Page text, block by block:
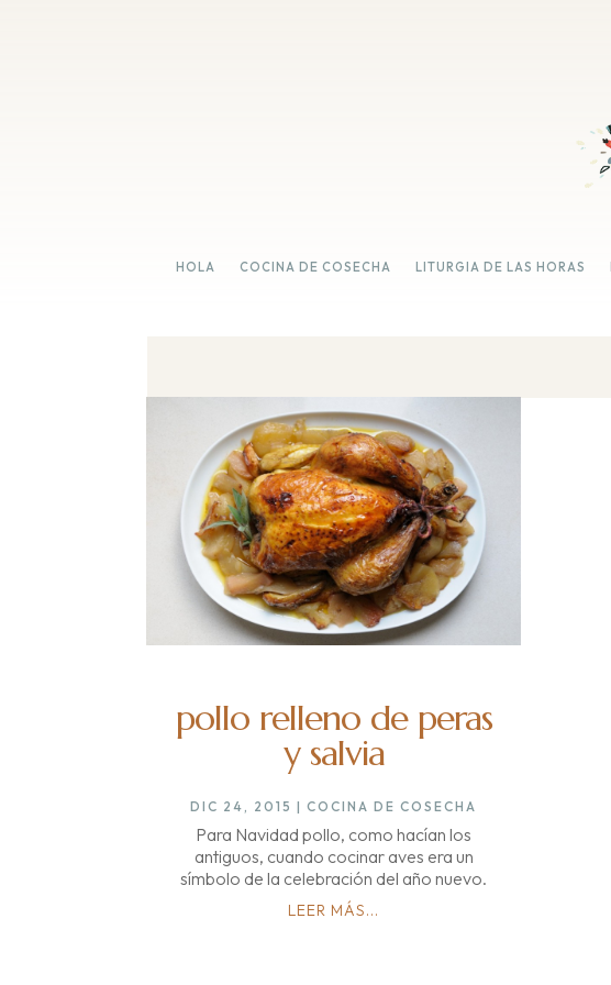
HOLA COCINA DE COSECHA LITURGIA DE LAS HORAS
pollo relleno de peras
y salvia
DIC 24, 2015 |COCINA DE COSECHA
Para Navidad pollo, como hacían los
antiguos, cuando cocinar aves era un
símbolo de la celebración del año nuevo.
LEER MÁS...